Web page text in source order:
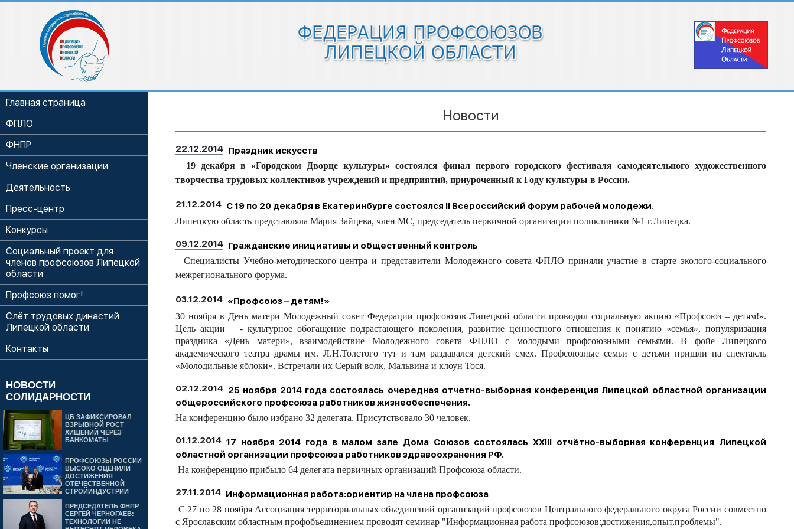
Главная страница
ФПЛО
ФНПР
Членские организации
Деятельность
Пресс-центр
Конкурсы
Социальный проект для
членов профсоюзов Липецкой
области
Профсоюз помог!
Слёт трудовых династий
Липецкой области
Контакты
НОВОСТИ
СОЛИДАРНОСТИ
ЦБ ЗАФИКСИРОВАЛ
ВЗРЫВНОЙ РОСТ
ХИЩЕНИЙ ЧЕРЕЗ
БАНКОМАТЫ
ПРОФСОЮЗЫ РОССИИ
ВЫСОКО ОЦЕНИЛИ
ДОСТИЖЕНИЯ
ОТЕЧЕСТВЕННОЙ
СТРОЙИНДУСТРИИ
ПРЕДСЕДАТЕЛЬ ФНПР
СЕРГЕЙ ЧЕРНОГАЕВ:
ТЕХНОЛОГИИ НЕ
Новости
22.12.2014 Праздник искусств
19 декабря в «Городском Дворце культуры» состоялся финал первого городского фестиваля самодеятельного художественного
творчества трудовых коллективов учреждений и предприятий, приуроченный к Году культуры в России.
21.12.2014 С 19 по 20 декабря в Екатеринбурге состоялся II Всероссийский форум рабочей молодежи.
Липецкую область представляла Мария Зайцева, член МС, председатель первичной организации поликлиники №1 г.Липецка.
09.12.2014 Гражданские инициативы и общественный контроль
Специалисты Учебно-методического центра и представители Молодежного совета ФПЛО приняли участие в старте эколого-социального
межрегионального форума.
03.12.2014 «Профсоюз – детям!»
30 ноября в День матери Молодежный совет Федерации профсоюзов Липецкой области проводил социальную акцию «Профсоюз – детям!».
Цель акции - культурное обогащение подрастающего поколения, развитие ценностного отношения к понятию «семья», популяризация
праздника «День матери», взаимодействие Молодежного совета ФПЛО с молодыми профсоюзными семьями. В фойе Липецкого
академического театра драмы им. Л.Н.Толстого тут и там раздавался детский смех. Профсоюзные семьи с детьми пришли на спектакль
«Молодильные яблоки». Встречали их Серый волк, Мальвина и клоун Тося.
02.12.2014 25 ноября 2014 года состоялась очередная отчетно-выборная конференция Липецкой областной организации
общероссийского профсоюза работников жизнеобеспечения.
На конференцию было избрано 32 делегата. Присутствовало 30 человек.
01.12.2014 17 ноября 2014 года в малом зале Дома Союзов состоялась XXIII отчётно-выборная конференция Липецкой
областной организации профсоюза работников здравоохранения РФ.
На конференцию прибыло 64 делегата первичных организаций Профсоюза области.
27.11.2014 Информационная работа:ориентир на члена профсоюза
С 27 по 28 ноября Ассоциация территориальных объединений организаций профсоюзов Центрального федерального округа России совместно
с Ярославским областным профобъединением проводят семинар "Информационная работа профсоюзов:достижения,опыт,проблемы".